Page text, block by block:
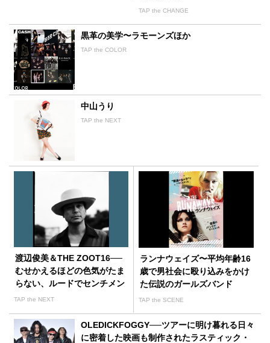
TAP the CHANGE
黒革の美学〜ラモーンズほか
TAP the COLOR
中山うり
TAP the NEXT
渡辺俊美＆THE ZOOT16──
むせかえるほどの色気がたま
らない、ルードでセンチメン
タルな男の音楽
TAP the NEXT
ランナウェイズ〜平均年齢16
歳で男社会に殴り込みをかけ
た伝説のガールズバンド
TAP the SCENE
OLEDICKFOGGY──ツアーに明け暮れる日々
に密着した映画も制作されたラスティック・